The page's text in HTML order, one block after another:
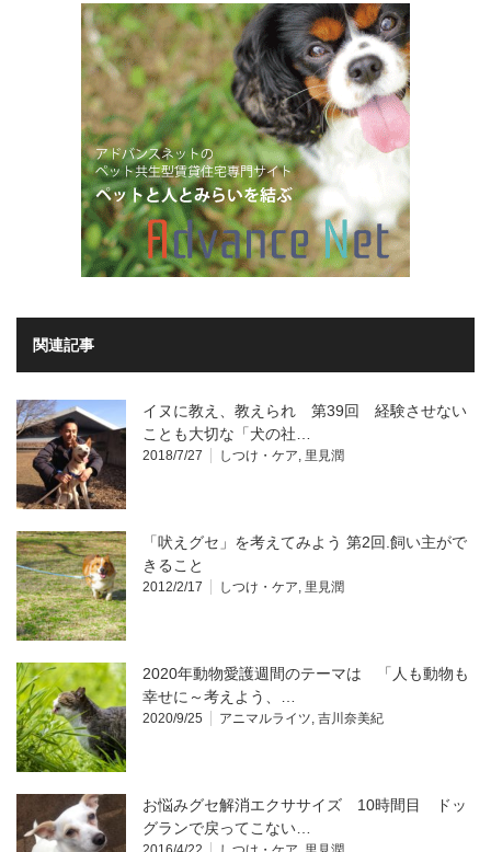
関連記事
イヌに教え、教えられ 第39回 経験させない
ことも大切な「犬の社…
2018/7/27 しつけ・ケア 里見潤
「吠えグセ」を考えてみよう 第2回.飼い主がで
きること
2012/2/17 しつけ・ケア 里見潤
2020年動物愛護週間のテーマは 「人も動物も
幸せに～考えよう、…
2020/9/25 アニマルライツ 吉川奈美紀
お悩みグセ解消エクササイズ 10時間目 ドッ
グランで戻ってこない…